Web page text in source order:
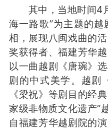
其中，当地时间4月
海一路歌”为主题的
相，展现八闽戏曲的
奖获得者、福建芳华
以一曲越剧《唐琬》
剧的中式美学。越剧
《梁祝》等剧目的经
家级非物质文化遗产“
自福建芳华越剧院的